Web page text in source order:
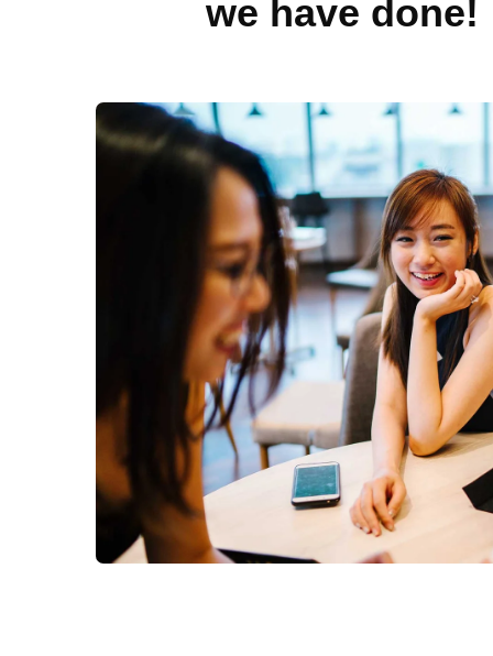
we have done!